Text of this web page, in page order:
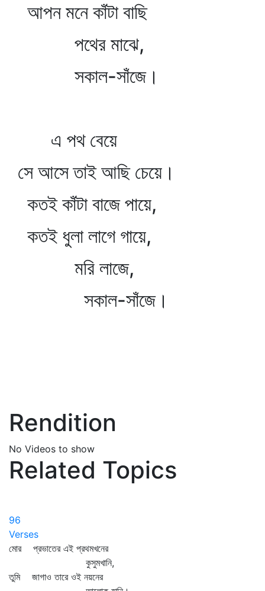
আপন মনে কাঁটা বাছি
পথের মাঝে,
সকাল-সাঁজে।
এ পথ বেয়ে
সে আসে তাই আছি চেয়ে।
কতই কাঁটা বাজে পায়ে,
কতই ধুলা লাগে গায়ে,
মরি লাজে,
সকাল-সাঁজে।
Rendition
No Videos to show
Related Topics
96
Verses
মোর প্রভাতের এই প্রথমখনের
কুসুমখানি,
তুমি জাগাও তারে ওই নয়নের